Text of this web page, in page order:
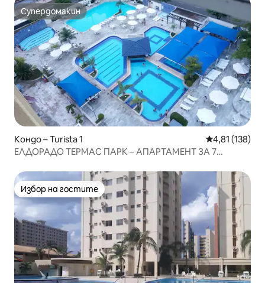
Супердомакин
Супердомакин
Кондо – Turista 1 Средна
4,81 (138)
ЕЛДОРАДО ТЕРМАС ПАРК – АПАРТАМЕНТ ЗА 7
Избор на гостите
Избор на гостите